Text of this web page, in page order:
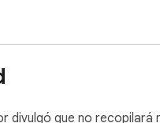
divulgó que no